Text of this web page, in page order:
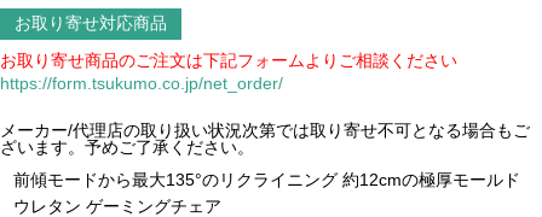
お取り寄せ対応商品
お取り寄せ商品のご注文は下記フォームよりご相談ください
https://form.tsukumo.co.jp/net_order/
メーカー/代理店の取り扱い状況次第では取り寄せ不可となる場合もご
ざいます。予めご了承ください。
前傾モードから最大135°のリクライニング 約12cmの極厚モールド
ウレタン ゲーミングチェア